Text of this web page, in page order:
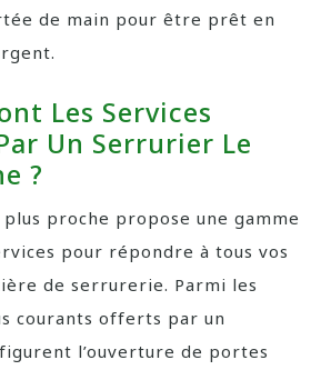
de main pour être prêt en
Les Services
Un Serrurier Le
?
proche propose une gamme
pour répondre à tous vos
de serrurerie. Parmi les
courants offerts par un
l’ouverture de portes